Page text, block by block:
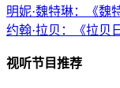
明妮·魏特琳：《魏
约翰·拉贝：《拉贝
视听节目推荐